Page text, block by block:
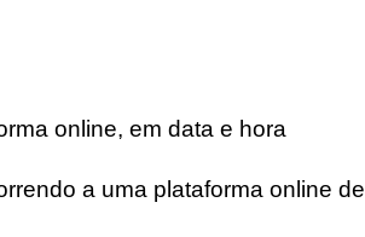
online, em data e hora
a uma plataforma online de